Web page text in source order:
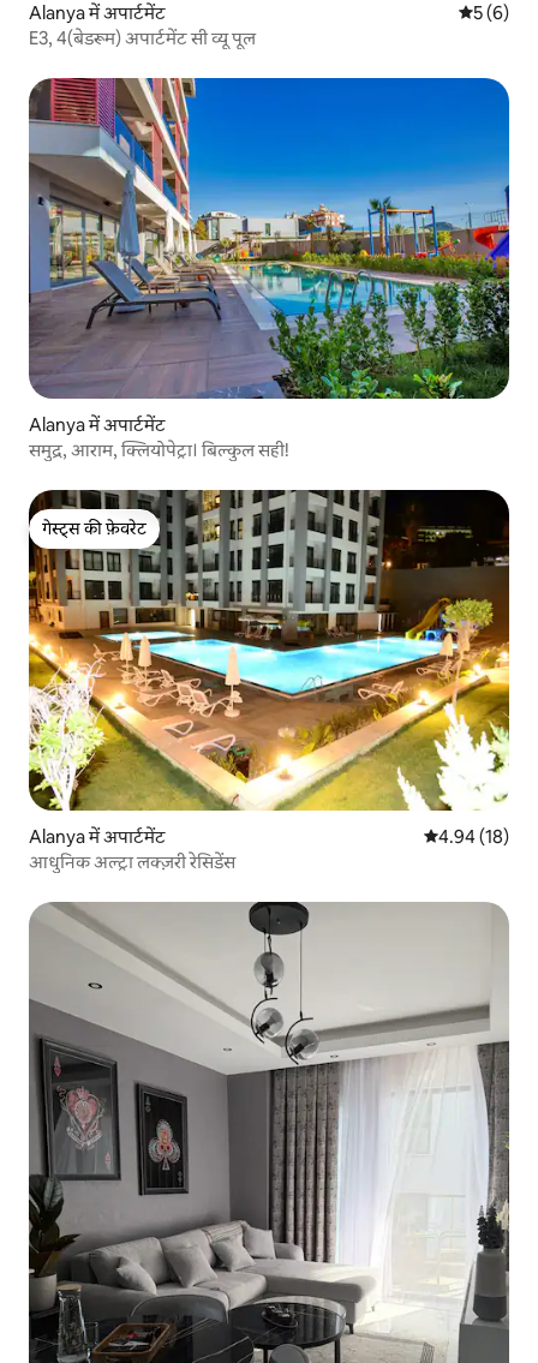
Alanya में अपार्टमेंट औसत रेटिंग
5 (6)
E3, 4(बेडरूम) अपार्टमेंट सी व्यू पूल
Alanya में अपार्टमेंट
समुद्र, आराम, क्लियोपेट्रा। बिल्कुल सही!
गेस्ट्स की फ़ेवरेट
गेस्ट्स की फ़ेवरेट
Alanya में अपार्टमेंट औसत रेटिंग 5 में
4.94 (18)
आधुनिक अल्ट्रा लक्ज़री रेसिडेंस